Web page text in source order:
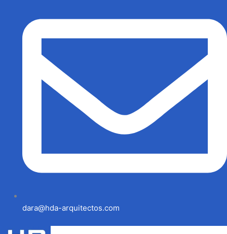
dara@hda-arquitectos.com